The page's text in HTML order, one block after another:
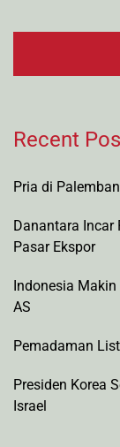
Recent
Pria di
Danantara Incar
Pasar Ekspor
Indonesia
AS
Pemadaman
Presiden Korea
Israel